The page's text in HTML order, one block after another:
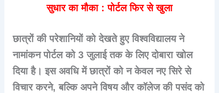
सुधार का मौका : पोर्टल फिर से खुला
छात्रों की परेशानियों को देखते हुए विश्वविद्यालय ने
नामांकन पोर्टल को 3 जुलाई तक के लिए दोबारा खोल
दिया है। इस अवधि में छात्रों को न केवल नए सिरे से
विचार करने, बल्कि अपने विषय और कॉलेज की पसंद को